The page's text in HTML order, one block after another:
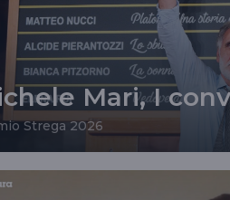
Mari, I
Strega 2026